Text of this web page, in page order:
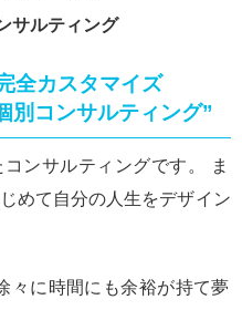
サルティング
全カスタマイズ
別コンサルティング”
ンサルティングです。 ま
めて自分の人生をデザイン
々に時間にも余裕が持て夢